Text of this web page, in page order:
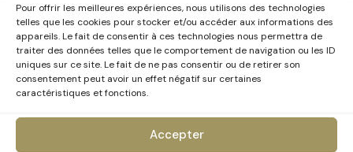
Pour offrir les meilleures expériences, nous utilisons des technologies
telles que les cookies pour stocker et/ou accéder aux informations des
appareils. Le fait de consentir à ces technologies nous permettra de
traiter des données telles que le comportement de navigation ou les ID
uniques sur ce site. Le fait de ne pas consentir ou de retirer son
consentement peut avoir un effet négatif sur certaines
caractéristiques et fonctions.
Accepter
EN 11h00 - 14h30 - 16h30